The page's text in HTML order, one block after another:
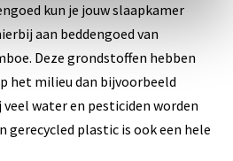
kun je jouw slaapkamer
aan beddengoed van
Deze grondstoffen hebben
het milieu dan bijvoorbeeld
veel water en pesticiden worden
gerecycled plastic is ook een hele